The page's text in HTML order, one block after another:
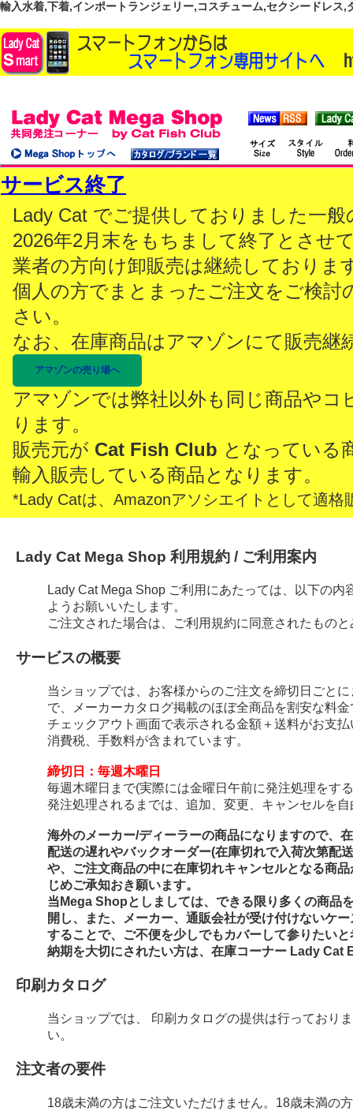
輸入水着,下着,インポートランジェリー,コスチューム,セクシードレス
サービス終了
Lady Cat でご提供しておりました一
2026年2月末をもちまして終了とさせ
業者の方向け卸販売は継続しておりま
個人の方でまとまったご注文をご検討
さい。
なお、在庫商品はアマゾンにて販売継
アマゾンの売り場へ
アマゾンでは弊社以外も同じ商品やコ
ります。
販売元が Cat Fish Club となっている
輸入販売している商品となります。
*Lady Catは、Amazonアソシエイトとして適格
Lady Cat Mega Shop 利用規約 / ご利用案内
Lady Cat Mega Shop ご利用にあたっては、以下の
ようお願いいたします。
ご注文された場合は、ご利用規約に同意されたもの
サービスの概要
当ショップでは、お客様からのご注文を締切日ごと
で、メーカーカタログ掲載のほぼ全商品を割安な料
チェックアウト画面で表示される金額＋送料がお支
消費税、手数料が含まれています。
締切日：毎週木曜日
毎週木曜日まで(実際には金曜日午前に発注処理をす
発注処理されるまでは、追加、変更、キャンセルを
海外のメーカー/ディーラーの商品になりますので、
配送の遅れやバックオーダー(在庫切れで入荷次第配
や、ご注文商品の中に在庫切れキャンセルとなる商
じめご承知おき願います。
当Mega Shopとしましては、できる限り多くの商品
開し、また、メーカー、通販会社が受け付けないケ
することで、ご不便を少しでもカバーして参りたい
納期を大切にされたい方は、在庫コーナー Lady Cat
印刷カタログ
当ショップでは、 印刷カタログの提供は行っており
い。
注文者の要件
18歳未満の方はご注文いただけません。18歳未満の